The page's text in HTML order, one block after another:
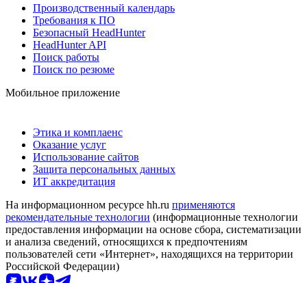
Производственный календарь
Требования к ПО
Безопасный HeadHunter
HeadHunter API
Поиск работы
Поиск по резюме
Мобильное приложение
Этика и комплаенс
Оказание услуг
Использование сайтов
Защита персональных данных
ИТ аккредитация
На информационном ресурсе hh.ru применяются
рекомендательные технологии (информационные технологии
предоставления информации на основе сбора, систематизации
и анализа сведений, относящихся к предпочтениям
пользователей сети «Интернет», находящихся на территории
Российской Федерации)